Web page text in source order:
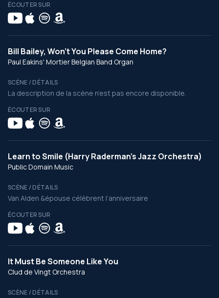
ÉCOUTER SUR
Bill Bailey, Won't You Please Come Home?
Paul Eakins' Mortier Belgian Band Organ
SCÈNE / DÉTAILS
La description de la scène n’est pas encore disponible.
ÉCOUTER SUR
Learn to Smile (Harry Raderman's Jazz Orchestra)
Public Domain Music
SCÈNE / DÉTAILS
Van Alden &épouse célèbrent l’anniversaire
ÉCOUTER SUR
It Must Be Someone Like You
Clud de Vingt Orchestra
SCÈNE / DÉTAILS